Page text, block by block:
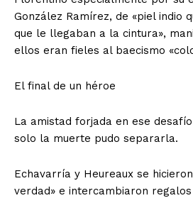
González Ramírez, de «piel indio
que le llegaban a la cintura»,
ellos eran fieles al baecismo
El final de un héroe
La amistad forjada en ese
solo la muerte pudo separarla.
Echavarría y Heureaux se
verdad» e intercambiaron